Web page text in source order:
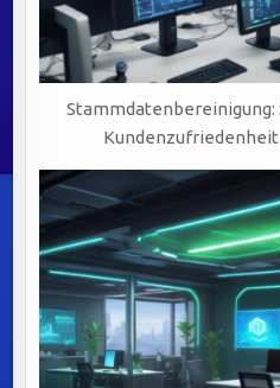
Stammdatenbereinigung: